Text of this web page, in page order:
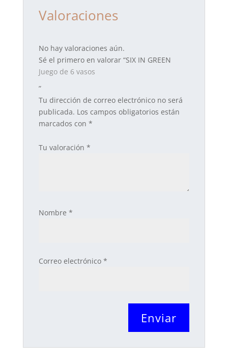
Valoraciones
No hay valoraciones aún.
Sé el primero en valorar “SIX IN GREEN
Juego de 6 vasos
”
Tu dirección de correo electrónico no será
publicada. Los campos obligatorios están
marcados con *
Tu valoración *
Nombre *
Correo electrónico *